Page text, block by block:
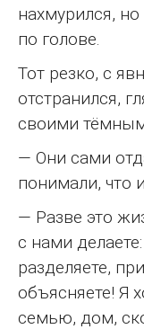
нахмурился,
по голове.
Тот резко, с
отстранился,
своими
— Они сами
понимали, что
— Разве это
с нами
разделяете,
объясняете! Я
семью, дом,